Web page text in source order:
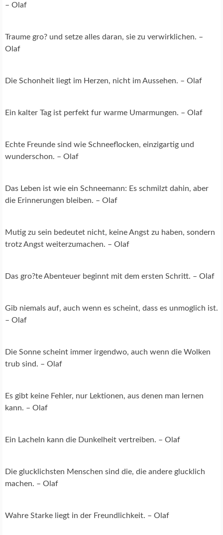
– Olaf
Traume gro? und setze alles daran, sie zu verwirklichen. –
Olaf
Die Schonheit liegt im Herzen, nicht im Aussehen. – Olaf
Ein kalter Tag ist perfekt fur warme Umarmungen. – Olaf
Echte Freunde sind wie Schneeflocken, einzigartig und
wunderschon. – Olaf
Das Leben ist wie ein Schneemann: Es schmilzt dahin, aber
die Erinnerungen bleiben. – Olaf
Mutig zu sein bedeutet nicht, keine Angst zu haben, sondern
trotz Angst weiterzumachen. – Olaf
Das gro?te Abenteuer beginnt mit dem ersten Schritt. – Olaf
Gib niemals auf, auch wenn es scheint, dass es unmoglich ist.
– Olaf
Die Sonne scheint immer irgendwo, auch wenn die Wolken
trub sind. – Olaf
Es gibt keine Fehler, nur Lektionen, aus denen man lernen
kann. – Olaf
Ein Lacheln kann die Dunkelheit vertreiben. – Olaf
Die glucklichsten Menschen sind die, die andere glucklich
machen. – Olaf
Wahre Starke liegt in der Freundlichkeit. – Olaf